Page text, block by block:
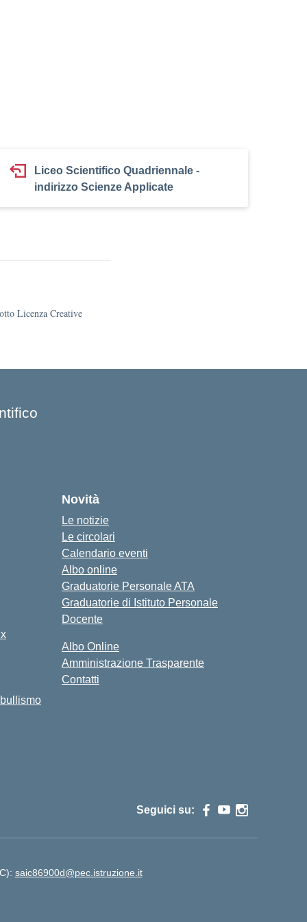
Liceo Scientifico Quadriennale -
indirizzo Scienze Applicate
Licenza Creative
Novità
Le notizie
Le circolari
Calendario eventi
Albo online
Graduatorie Personale ATA
Graduatorie di Istituto Personale
Docente
Albo Online
Amministrazione Trasparente
Contatti
Seguici su:
saic86900d@pec.istruzione.it